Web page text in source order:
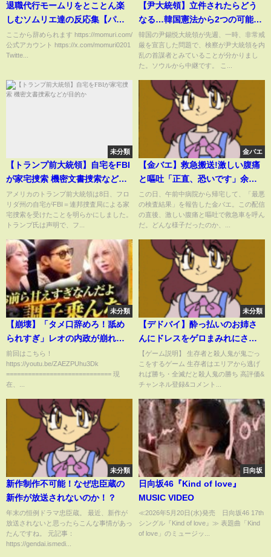
退職代行モームリをとことん楽
しむソムリエ達の反応集【パワ
ハラ】
ここから辞められます https://momuri.com/
公式アカウント https://x.com/momuri0201
Twitte...
【尹大統領】立件されたらどう
なる…韓国憲法から2つの可能性
#shorts
韓国の尹錫悦大統領が先週、一時、非常戒
厳を宣言した問題で、検察が尹大統領を内
乱の首謀者とみていることが分かりまし
た。ソウルから中継です。 こ...
未分類
【トランプ前大統領】自宅をFBI
が家宅捜索 機密文書捜索などが
目的か
アメリカのトランプ前大統領は8日、フロ
リダ州の自宅がFBI＝連邦捜査局による家
宅捜索を受けたことを明らかにしました。
トランプ氏は声明で、フ...
金バエ
【金バエ】救急搬送!激しい腹痛
と嘔吐「正直、恐いです」余命
宣告受け
この日、午前中病院から帰宅して、「最悪
の検査結果」を報告した金バエ。この配信
の直後、激しい腹痛と嘔吐で救急車を呼ん
だ。どんな様子だったのか、...
未分類
【崩壊】「タメ口辞めろ！舐め
られすぎ」レオの内政が崩れ始
める…
前回はこちら！
https://youtu.be/ZAEZPUhu3Dk
============================= 現
在、...
未分類
【デドバイ】酔っ払いのお姉さ
んにドレスをゲロまみれにされ
る S3 #62【ゲーム実況】デッド
バイデイライト
【ゲーム説明】 生存者と殺人鬼が鬼ごっ
こをするゲーム 生存者はエリアから逃げ
れば勝ち・全滅だと殺人鬼の勝ち 高評価&
チャンネル登録&コメント...
未分類
新作制作不可能！なぜ忠臣蔵の
新作が放送されないのか！？
年末の恒例ドラマ忠臣蔵。 最近、新作が
放送されないと思ったらこんな事情があっ
たんですね。 元記事：
https://gendai.ismedi...
日向坂
日向坂46『Kind of love』
MUSIC VIDEO
≪2026年5月20日(水)発売 日向坂46 17th
シングル『Kind of love』≫ 表題曲「Kind
of love」のミュージッ...